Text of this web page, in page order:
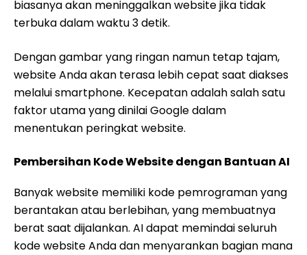
biasanya akan meninggalkan website jika tidak
terbuka dalam waktu 3 detik.
Dengan gambar yang ringan namun tetap tajam,
website Anda akan terasa lebih cepat saat diakses
melalui smartphone. Kecepatan adalah salah satu
faktor utama yang dinilai Google dalam
menentukan peringkat website.
Pembersihan Kode Website dengan Bantuan AI
Banyak website memiliki kode pemrograman yang
berantakan atau berlebihan, yang membuatnya
berat saat dijalankan. AI dapat memindai seluruh
kode website Anda dan menyarankan bagian mana